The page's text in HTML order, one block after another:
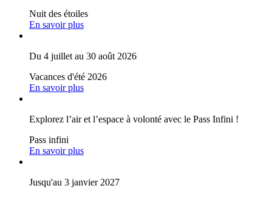
Nuit des étoiles
En savoir plus
Du 4 juillet au 30 août 2026
Vacances d'été 2026
En savoir plus
Explorez l’air et l’espace à volonté avec le Pass Infini !
Pass infini
En savoir plus
Jusqu'au 3 janvier 2027